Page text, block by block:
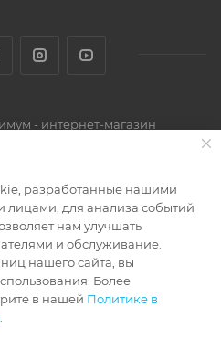
- интернет-магазин
разработанные нашими
лицами, для анализа событий
нам улучшать
и обслуживание.
нашего сайта, вы
Более
в нашей Политике в